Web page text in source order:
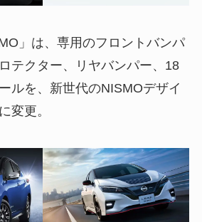
」は、専用のフロントバンパ
テクター、リヤバンパー、18
ルを、新世代のNISMOデザイ
変更。